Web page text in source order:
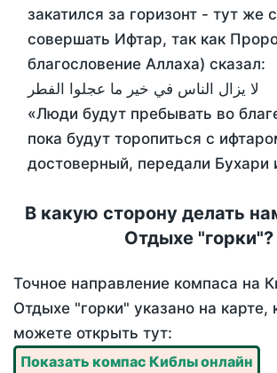
закатился за горизонт - тут же
совершать Ифтар, так как
благословение Аллаха) сказал:
لا يزال الناس في خير ما عجلوا الفطر
«Люди будут пребывать во
пока будут торопиться с
достоверный, передали Бухари
В какую сторону делать
Отдыхе "горки"?
Точное направление компаса на
Отдыхе "горки" указано на карте,
можете открыть тут:
Показать компас Киблы онлайн